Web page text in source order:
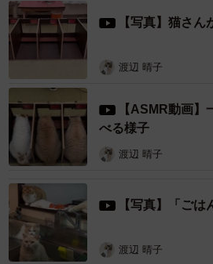
【写真】猫さん
渡辺 晴子
【ASMR動画
べる様子
渡辺 晴子
【写真】「ご
渡辺 晴子